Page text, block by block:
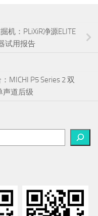
机：PLiXiR净源ELITE
试用报告
MICHI P5 Series 2 双
声道后级